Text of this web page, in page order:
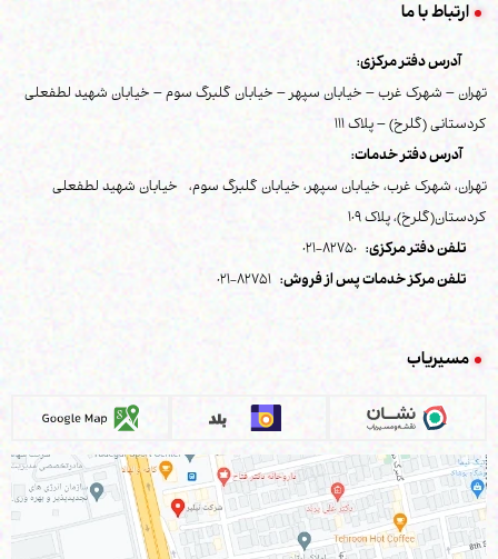
ارتباط با ما
آدرس دفتر مرکزی:
تهران – شهرک غرب – خیابان سپهر – خیابان گلبرگ سوم – خیابان شهید لطفعلی
کردستانی (گلرخ) – پلاک 111
آدرس دفتر خدمات:
تهران، شهرک غرب، خیابان سپهر، خیابان گلبرگ سوم، خیابان شهید لطفعلی
کردستان(گلرخ)، پلاک 109
تلفن دفتر مرکزی: 82750-021
تلفن مرکز خدمات پس از فروش: 82751-021
مسیریاب